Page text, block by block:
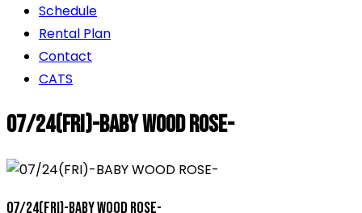
CIRCUS OSAKA
エンターテイメントスペース
Schedule
Rental Plan
Contact
CATS
07/24(FRI)-BABY WOOD ROSE-
07/24(FRI)-BABY WOOD ROSE-